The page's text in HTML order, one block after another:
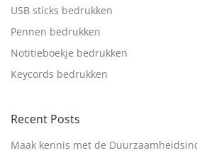
USB sticks bedrukken
Pennen bedrukken
Notitieboekje bedrukken
Keycords bedrukken
Recent Posts
Maak kennis met de